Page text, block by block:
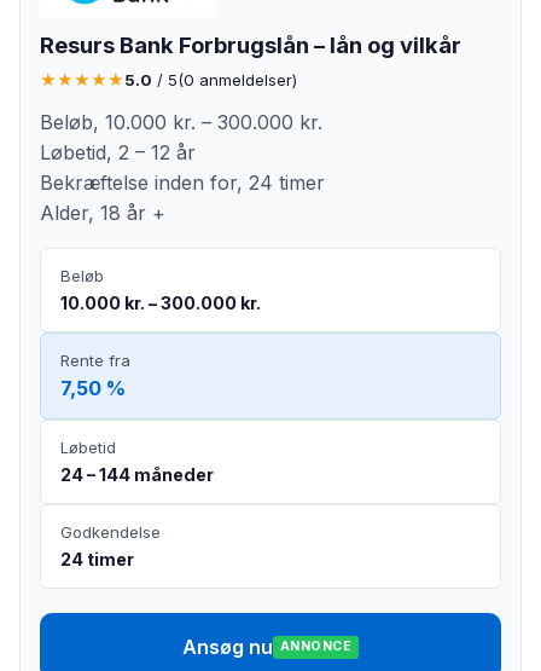
Resurs Bank Forbrugslån – lån og vilkår
★★★★★5.0 / 5(0 anmeldelser)
Beløb, 10.000 kr. – 300.000 kr.
Løbetid, 2 – 12 år
Bekræftelse inden for, 24 timer
Alder, 18 år +
Beløb
10.000 kr. – 300.000 kr.
Rente fra
7,50 %
Løbetid
24 – 144 måneder
Godkendelse
24 timer
Ansøg nu ANNONCE